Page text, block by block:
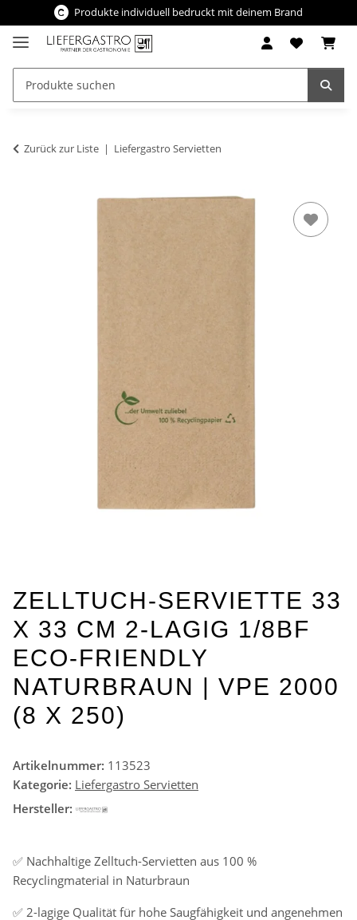
Produkte individuell bedruckt mit deinem Brand
Zurück zur Liste Liefergastro Servietten
ZELLTUCH-SERVIETTE 33
X 33 CM 2-LAGIG 1/8BF
ECO-FRIENDLY
NATURBRAUN | VPE 2000
(8 X 250)
Artikelnummer: 113523
Kategorie: Liefergastro Servietten
Hersteller:
✅ Nachhaltige Zelltuch-Servietten aus 100 %
Recyclingmaterial in Naturbraun
✅ 2-lagige Qualität für hohe Saugfähigkeit und angenehmen